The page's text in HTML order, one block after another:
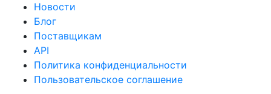
Новости
Блог
Поставщикам
API
Политика конфиденциальности
Пользовательское соглашение